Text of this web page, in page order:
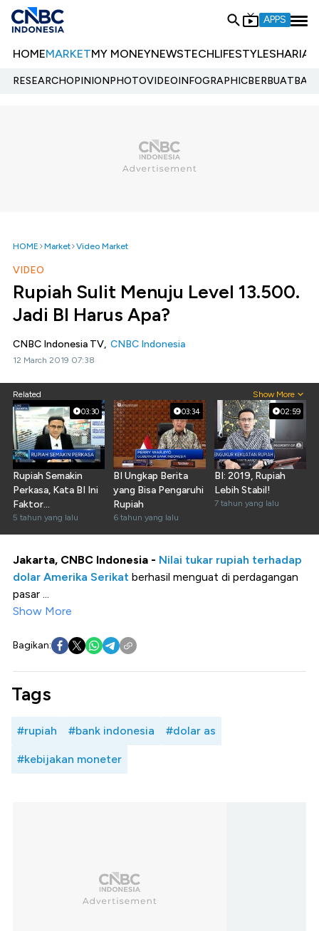
APPS
HOMEMARKETMY MONEYNEWSTECHLIFESTYLESHARIA
RESEARCHOPINIONPHOTOVIDEOINFOGRAPHIC
HOME Market Video Market
VIDEO
Rupiah Sulit Menuju Level 13.500.
Jadi BI Harus Apa?
CNBC Indonesia TV, CNBC Indonesia
12 March 2019 07:38
Related Show More
03:30
Rupiah Semakin
Perkasa, Kata BI Ini
Faktor
Pendorongnya
5 tahun yang lalu
03:34
BI Ungkap Berita
yang Bisa Pengaruhi
Rupiah
6 tahun yang lalu
02:59
BI: 2019, Rupiah
Lebih Stabil!
7 tahun yang lalu
Jakarta, CNBC Indonesia - Nilai tukar rupiah terhadap
dolar Amerika Serikat berhasil menguat di perdagangan
pasar ...
Show More
Bagikan:
Tags
#rupiah #bank indonesia #dolar as
#kebijakan moneter